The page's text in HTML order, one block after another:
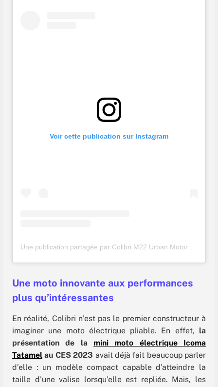
Voir cette publication sur Instagram
Une moto innovante aux performances
plus qu’intéressantes
En réalité, Colibri n’est pas le premier constructeur à
imaginer une moto électrique pliable. En effet, la
présentation de la mini moto électrique Icoma
Tatamel au CES 2023 avait déjà fait beaucoup parler
d’elle : un modèle compact capable d’atteindre la
taille d’une valise lorsqu’elle est repliée. Mais, les